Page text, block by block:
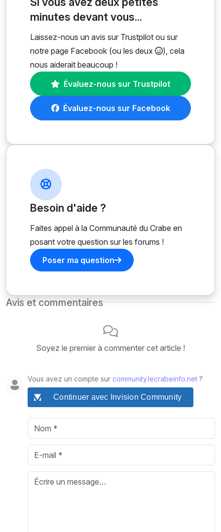
minutes devant vous...
Laissez-nous un avis sur Trustpilot ou sur
notre page Facebook (ou les deux
), cela
nous aiderait beaucoup !
Évaluez-nous sur Trustpilot
Évaluez-nous sur Facebook
Besoin d'aide ?
Faites appel à la Communauté du Crabe en
posant votre question sur les forums !
Poser ma question
Avis et commentaires
Soyez le premier à commenter cet article !
Vous avez un compte sur community.lecrabeinfo.net ?
Continuer avec Invision Community